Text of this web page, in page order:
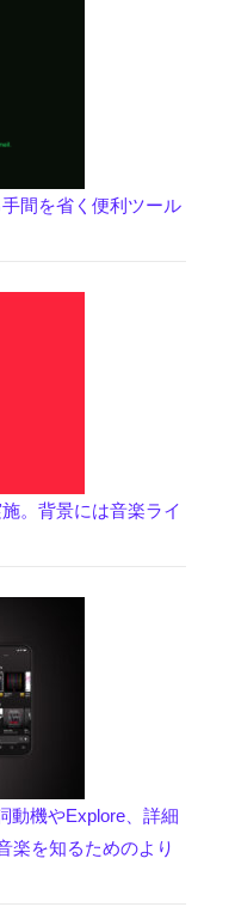
間を省く便利ツール
。背景には音楽ライ
動機やExplore、詳細
楽を知るためのより